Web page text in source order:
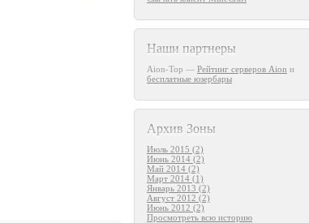
Наши партнеры
Aion-Top — Рейтинг серверов Aion и
бесплатные юзербары
Архив Зоны
Июль 2015 (2)
Июнь 2014 (2)
Май 2014 (2)
Март 2014 (1)
Январь 2013 (2)
Август 2012 (2)
Июнь 2012 (2)
Просмотреть всю историю